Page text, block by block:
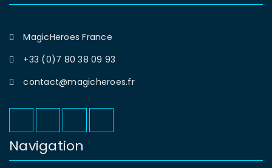
MagicHeroes France
+33 (0)7 80 38 09 93
contact@magicheroes.fr
Navigation